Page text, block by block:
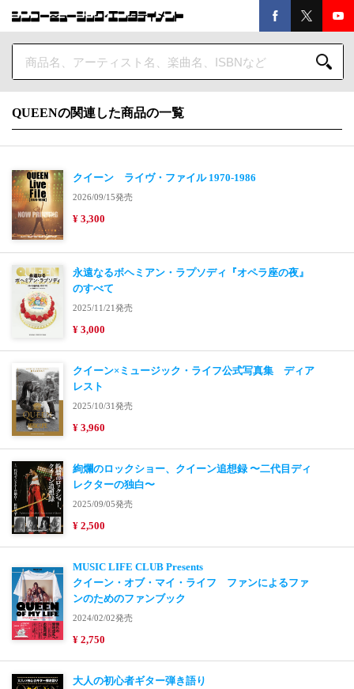
QUEENの関連した商品の一覧
クイーン ライヴ・ファイル 1970-1986
2026/09/15発売
¥ 3,300
永遠なるボヘミアン・ラプソディ『オペラ座の夜』
のすべて
2025/11/21発売
¥ 3,000
クイーン×ミュージック・ライフ公式写真集 ディア
レスト
2025/10/31発売
¥ 3,960
絢爛のロックショー、クイーン追想録 〜二代目ディ
レクターの独白〜
2025/09/05発売
¥ 2,500
MUSIC LIFE CLUB Presents
クイーン・オブ・マイ・ライフ ファンによるファ
ンのためのファンブック
2024/02/02発売
¥ 2,750
大人の初心者ギター弾き語り